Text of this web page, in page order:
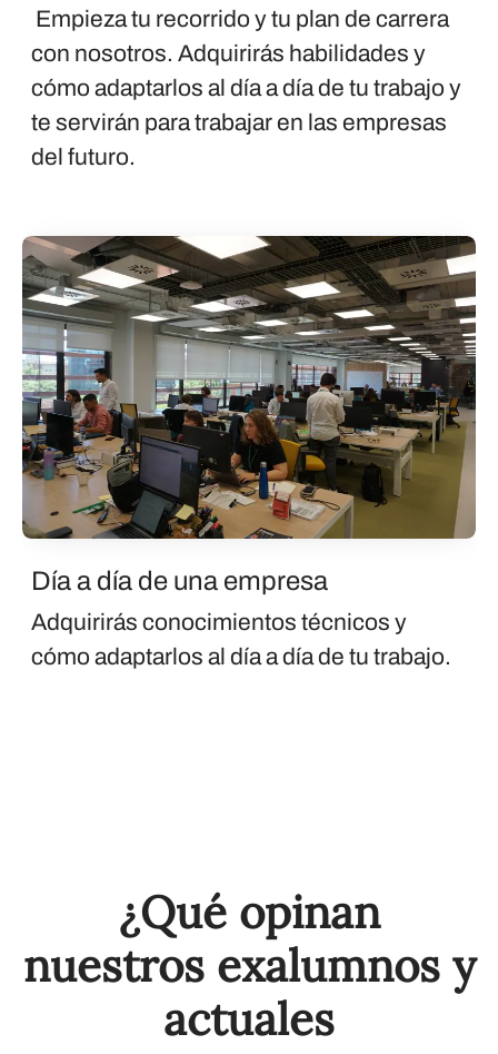
Empieza tu recorrido y tu plan de carrera
con nosotros. Adquirirás habilidades y
cómo adaptarlos al día a día de tu trabajo y
te servirán para trabajar en las empresas
del futuro.
Día a día de una empresa
Adquirirás conocimientos técnicos y
cómo adaptarlos al día a día de tu trabajo.
¿Qué opinan
nuestros exalumnos y
actuales